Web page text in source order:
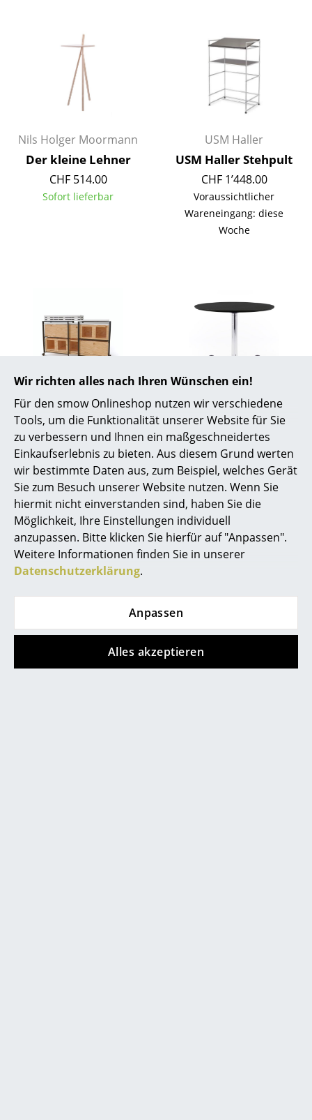
Wir richten alles nach Ihren Wünschen ein!
Für den smow Onlineshop nutzen wir verschiedene
Tools, um die Funktionalität unserer Website für Sie
zu verbessern und Ihnen ein maßgeschneidertes
Einkaufserlebnis zu bieten. Aus diesem Grund werten
wir bestimmte Daten aus, zum Beispiel, welches Gerät
Sie zum Besuch unserer Website nutzen. Wenn Sie
hiermit nicht einverstanden sind, haben Sie die
Möglichkeit, Ihre Einstellungen individuell
anzupassen. Bitte klicken Sie hierfür auf "Anpassen".
Weitere Informationen finden Sie in unserer
Datenschutzerklärung.
Anpassen
Alles akzeptieren
Schreibtischleuchten
Stehleuchten & Leseleuchten
Bodenleuchten
Wandleuchten
Outdoor-Leuchten
Akkuleuchten
Einzelbetten
Stapelbetten
Nachttische & Bettzubehör
... alle Betten
Accessoires
Uhren
Spiegel
Figuren & Miniaturen
Vasen
Tabletts
Büroutensilien
Aufbewahrungsboxen
Nils Holger Moormann
Der kleine Lehner
CHF 514.00
Sofort lieferbar
USM Haller
USM Haller Stehpult
CHF 1’448.00
Voraussichtlicher
Wareneingang: diese
Woche
Bene
Pixel Starterpaket
CHF 3’618.00
Lieferbar in 3-5 Wochen
(Standardlieferaussage des
Herstellers)
USM Haller
USM Kitos E Stehtisch
ab CHF 1’553.00
Lieferbar in 7-8 Wochen
(Standardlieferaussage des
Herstellers)